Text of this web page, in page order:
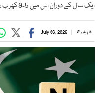
ایک سال کے دوران اس میں 5۔9 کھرب روپے کااضافہ ریکارڈ کیاگیا
شہباز رانا July 06, 2026